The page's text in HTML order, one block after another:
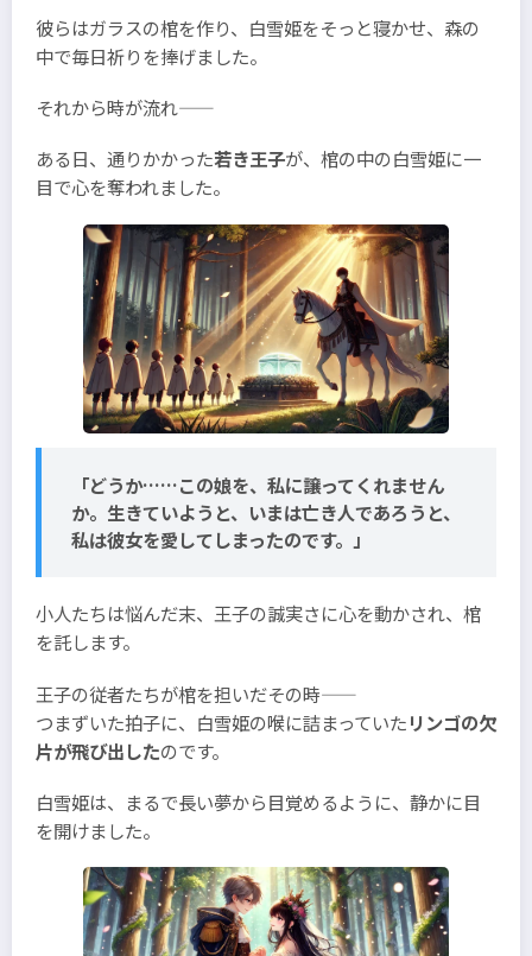
彼らはガラスの棺を作り、白雪姫をそっと寝かせ、森の
中で毎日祈りを捧げました。
それから時が流れ――
ある日、通りかかった若き王子が、棺の中の白雪姫に一
目で心を奪われました。
「どうか……この娘を、私に譲ってくれません
か。生きていようと、いまは亡き人であろうと、
私は彼女を愛してしまったのです。」
小人たちは悩んだ末、王子の誠実さに心を動かされ、棺
を託します。
王子の従者たちが棺を担いだその時――
つまずいた拍子に、白雪姫の喉に詰まっていたリンゴの欠
片が飛び出したのです。
白雪姫は、まるで長い夢から目覚めるように、静かに目
を開けました。